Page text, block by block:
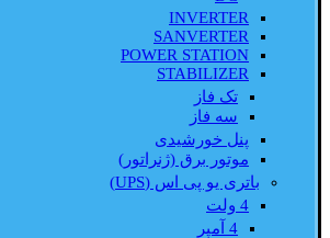
INVERTER
SANVERTER
POWER STATION
STABILIZER
تک فاز
سه فاز
پنل خورشیدی
موتور برق (ژنراتور)
باتری یو پی اس (UPS)
4 ولت
4 آمپر